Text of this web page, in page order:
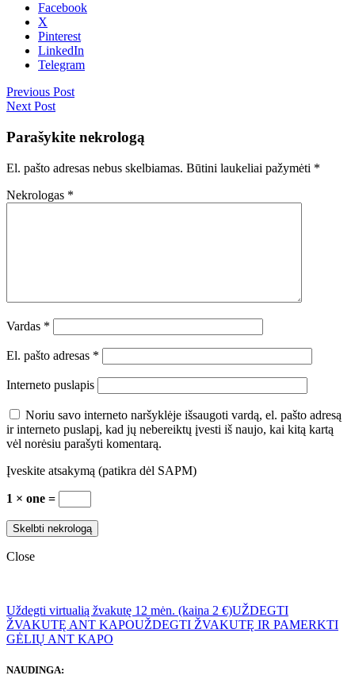
Facebook
X
Pinterest
LinkedIn
Telegram
Previous Post
Next Post
Parašykite nekrologą
El. pašto adresas nebus skelbiamas. Būtini laukeliai pažymėti *
Nekrologas *
Vardas *
El. pašto adresas *
Interneto puslapis
Noriu savo interneto naršyklėje išsaugoti vardą, el. pašto adresą
ir interneto puslapį, kad jų nebereiktų įvesti iš naujo, kai kitą kartą
vėl norėsiu parašyti komentarą.
Įveskite atsakymą (patikra dėl SAPM)
1 × one =
Close
Uždegti virtualią žvakutę 12 mėn. (kaina 2 €)UŽDEGTI
ŽVAKUTĘ ANT KAPOUŽDEGTI ŽVAKUTĘ IR PAMERKTI
GĖLIŲ ANT KAPO
NAUDINGA: